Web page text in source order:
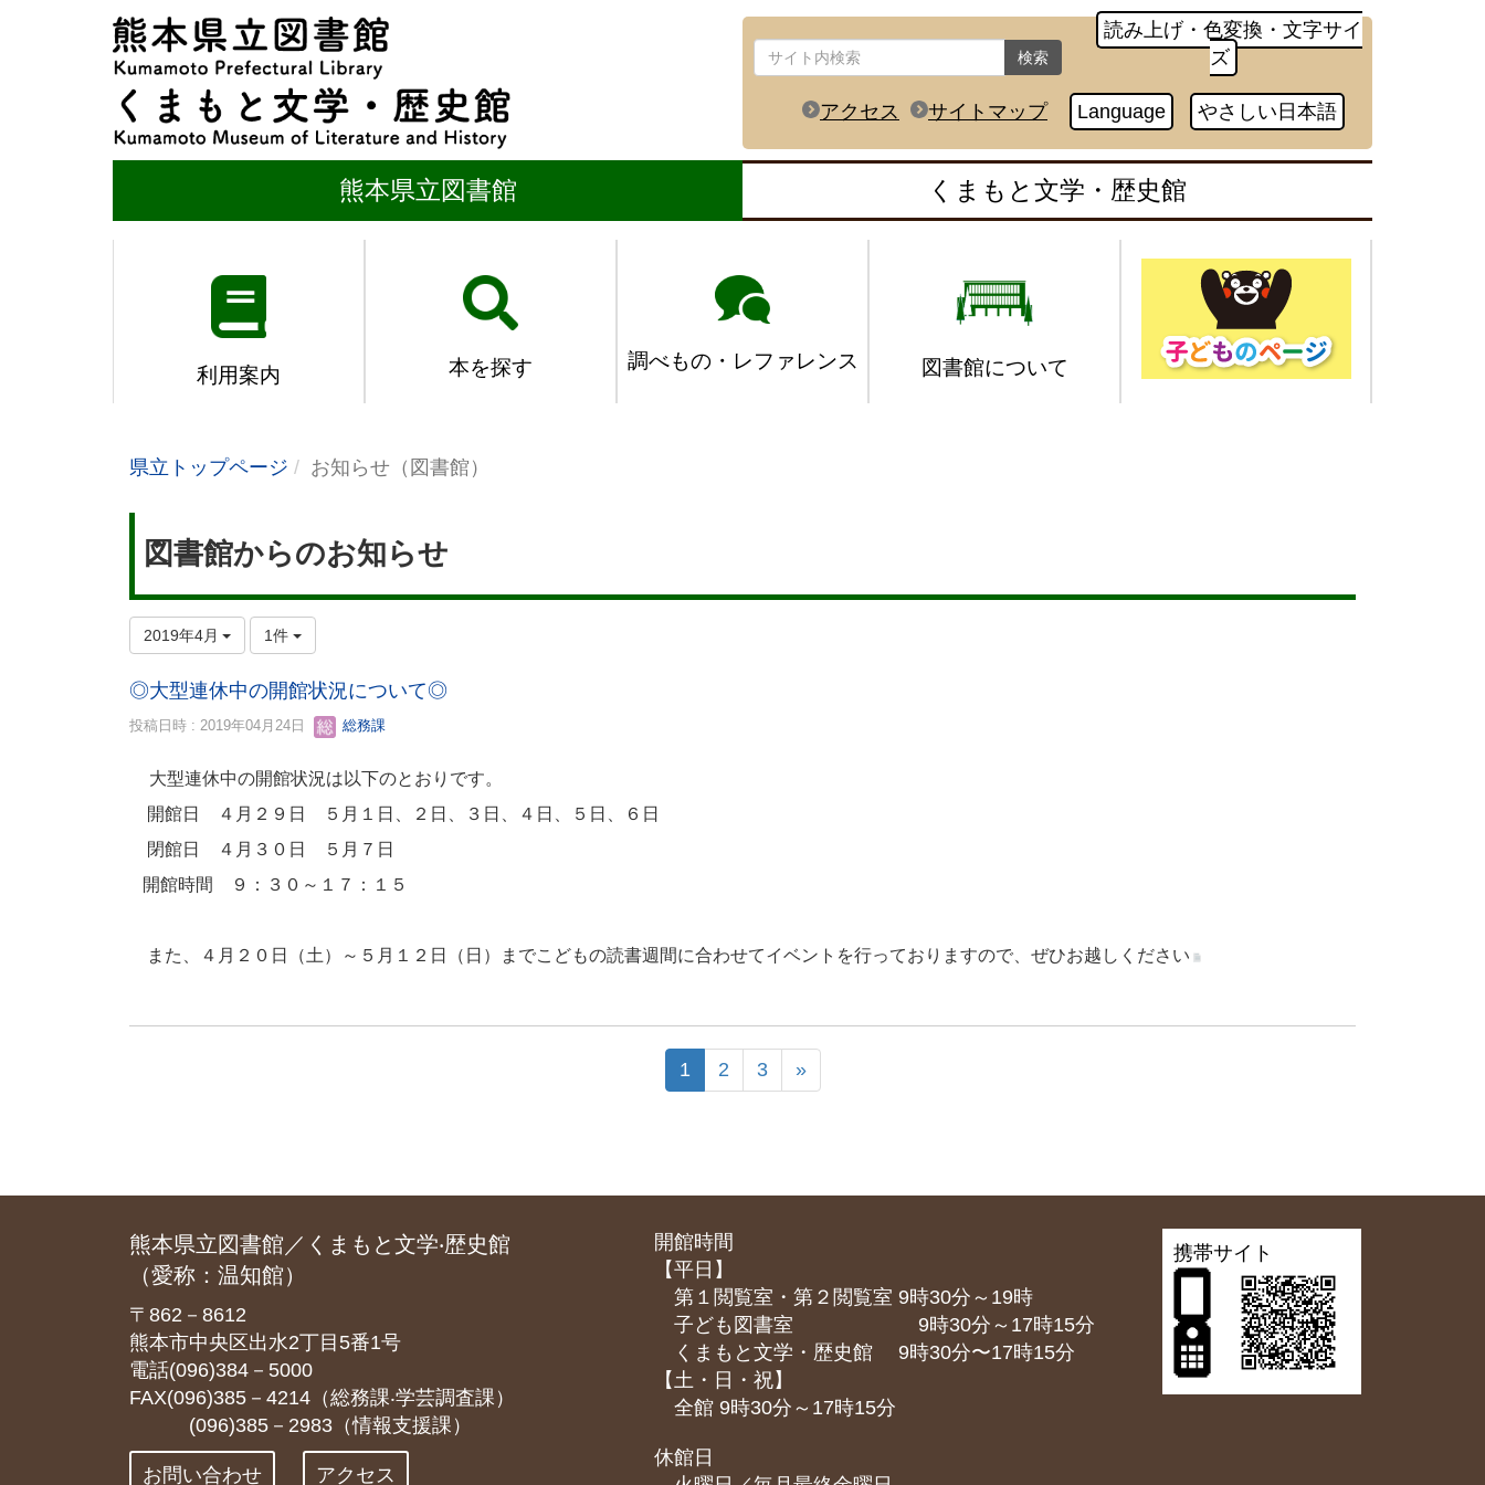
検索
読み上げ・色変換・文字サイ
ズ
アクセス サイトマップ Language やさしい日本語
熊本県立図書館 くまもと文学・歴史館
利用案内 本を探す 調べもの・レファレンス 図書館について
県立トップページ お知らせ（図書館）
図書館からのお知らせ
2019年4月 1件
◎大型連休中の開館状況について◎
投稿日時 : 2019年04月24日 総務課
大型連休中の開館状況は以下のとおりです。
開館日 ４月２９日 ５月１日、２日、３日、４日、５日、６日
閉館日 ４月３０日 ５月７日
開館時間 ９：３０～１７：１５
また、４月２０日（土）～５月１２日（日）までこどもの読書週間に合わせてイベントを行っておりますので、ぜひお越しください
1 2 3 »
熊本県立図書館／くまもと文学‧歴史館
（愛称：温知館）
〒862－8612
熊本市中央区出水2丁目5番1号
電話(096)384－5000
FAX(096)385－4214（総務課‧学芸調査課）
(096)385－2983（情報支援課）
お問い合わせ アクセス
開館時間
【平日】
第１閲覧室・第２閲覧室 9時30分～19時
子ども図書室 9時30分～17時15分
くまもと⽂学・歴史館 9時30分〜17時15分
【土・日・祝】
全館 9時30分～17時15分
休館日
携帯サイト